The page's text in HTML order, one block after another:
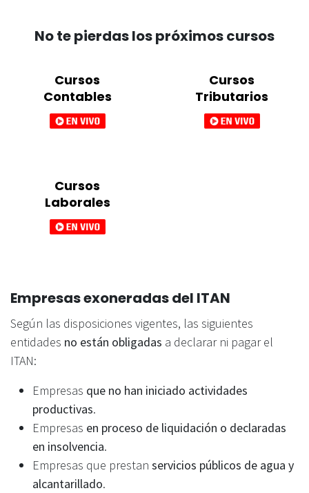
No te pierdas los próximos cursos
Cursos
Contables
Cursos
Tributarios
Cursos
Laborales
Empresas exoneradas del ITAN
Según las disposiciones vigentes, las siguientes
entidades no están obligadas a declarar ni pagar el
ITAN:
Empresas que no han iniciado actividades
productivas.
Empresas en proceso de liquidación o declaradas
en insolvencia.
Empresas que prestan servicios públicos de agua y
alcantarillado.